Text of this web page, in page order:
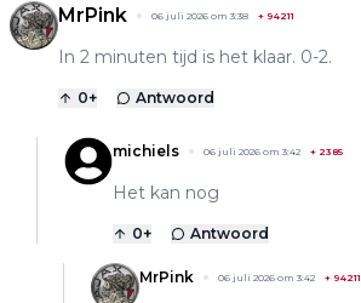
MrPink 06 juli 2026 om 3:38 + 94211
In 2 minuten tijd is het klaar. 0-2.
0+ Antwoord
michiels 06 juli 2026 om 3:42 + 2385
Het kan nog
0+ Antwoord
MrPink 06 juli 2026 om 3:42 + 94211